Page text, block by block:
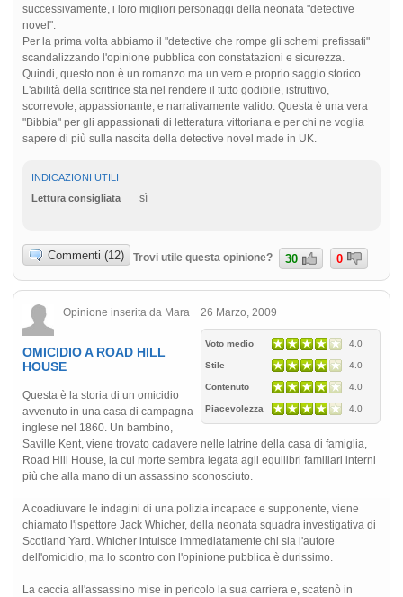
successivamente, i loro migliori personaggi della neonata "detective
novel".
Per la prima volta abbiamo il "detective che rompe gli schemi prefissati"
scandalizzando l'opinione pubblica con constatazioni e sicurezza.
Quindi, questo non è un romanzo ma un vero e proprio saggio storico.
L'abilità della scrittrice sta nel rendere il tutto godibile, istruttivo,
scorrevole, appassionante, e narrativamente valido. Questa è una vera
"Bibbia" per gli appassionati di letteratura vittoriana e per chi ne voglia
sapere di più sulla nascita della detective novel made in UK.
INDICAZIONI UTILI
Lettura consigliata
sì
Commenti (12) Trovi utile questa opinione? 30 0
Opinione inserita da Mara 26 Marzo, 2009
Voto medio 4.0
Stile 4.0
Contenuto 4.0
Piacevolezza 4.0
OMICIDIO A ROAD HILL
HOUSE
Questa è la storia di un omicidio
avvenuto in una casa di campagna
inglese nel 1860. Un bambino,
Saville Kent, viene trovato cadavere nelle latrine della casa di famiglia,
Road Hill House, la cui morte sembra legata agli equilibri familiari interni
più che alla mano di un assassino sconosciuto.
A coadiuvare le indagini di una polizia incapace e supponente, viene
chiamato l'ispettore Jack Whicher, della neonata squadra investigativa di
Scotland Yard. Whicher intuisce immediatamente chi sia l'autore
dell'omicidio, ma lo scontro con l'opinione pubblica è durissimo.
La caccia all'assassino mise in pericolo la sua carriera e, scatenò in